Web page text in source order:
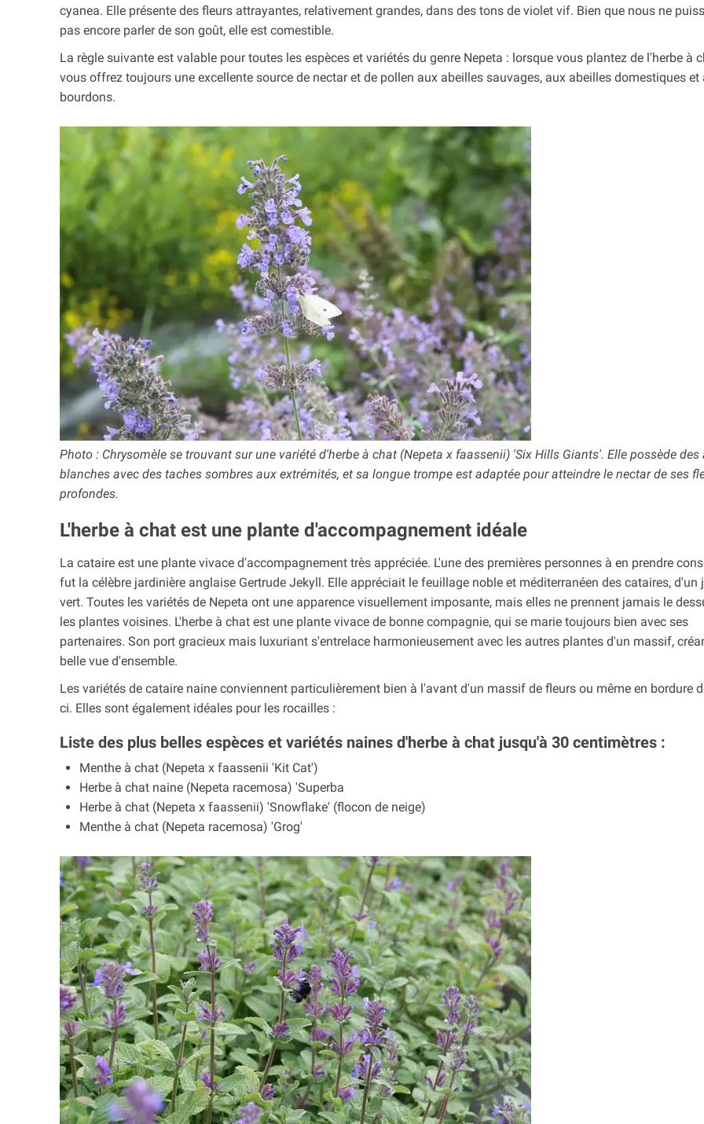
cyanea. Elle présente des fleurs attrayantes, relativement grandes, dans des tons de violet vif. Bien que nous ne
pas encore parler de son goût, elle est comestible.
La règle suivante est valable pour toutes les espèces et variétés du genre Nepeta : lorsque vous plantez de l'herbe à
vous offrez toujours une excellente source de nectar et de pollen aux abeilles sauvages, aux abeilles domestiques et
bourdons.
Photo : Chrysomèle se trouvant sur une variété d'herbe à chat (Nepeta x faassenii) 'Six Hills Giants'. Elle possède des
blanches avec des taches sombres aux extrémités, et sa longue trompe est adaptée pour atteindre le nectar de ses
profondes.
L'herbe à chat est une plante d'accompagnement idéale
La cataire est une plante vivace d'accompagnement très appréciée. L'une des premières personnes à en prendre
fut la célèbre jardinière anglaise Gertrude Jekyll. Elle appréciait le feuillage noble et méditerranéen des cataires, d'un
vert. Toutes les variétés de Nepeta ont une apparence visuellement imposante, mais elles ne prennent jamais le
les plantes voisines. L'herbe à chat est une plante vivace de bonne compagnie, qui se marie toujours bien avec ses
partenaires. Son port gracieux mais luxuriant s'entrelace harmonieusement avec les autres plantes d'un massif,
belle vue d'ensemble.
Les variétés de cataire naine conviennent particulièrement bien à l'avant d'un massif de fleurs ou même en bordure
ci. Elles sont également idéales pour les rocailles :
Liste des plus belles espèces et variétés naines d'herbe à chat jusqu'à 30 centimètres :
Menthe à chat (Nepeta x faassenii 'Kit Cat')
Herbe à chat naine (Nepeta racemosa) 'Superba
Herbe à chat (Nepeta x faassenii) 'Snowflake' (flocon de neige)
Menthe à chat (Nepeta racemosa) 'Grog'